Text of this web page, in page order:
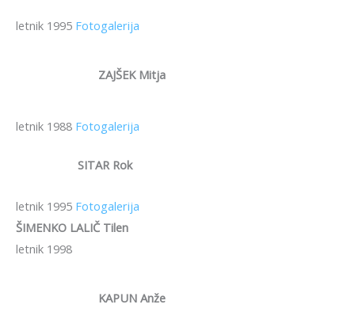
letnik 1995 Fotogalerija
ZAJŠEK Mitja
letnik 1988 Fotogalerija
SITAR Rok
letnik 1995 Fotogalerija
ŠIMENKO LALIČ Tilen
letnik 1998
KAPUN Anže